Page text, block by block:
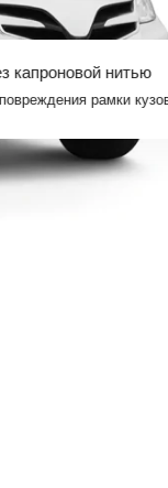
капроновой нитью
рамки кузова